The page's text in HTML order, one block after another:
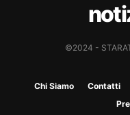
©2024 -
Chi Siamo Contatti